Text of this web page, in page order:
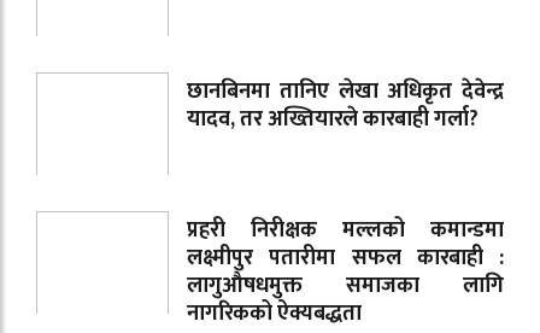
छानबिनमा तानिए लेखा अधिकृत देवेन्द्र
यादव, तर अख्तियारले कारबाही गर्ला?
प्रहरी निरीक्षक मल्लको कमान्डमा
लक्ष्मीपुर पतारीमा सफल कारबाही :
लागुऔषधमुक्त समाजका लागि
नागरिकको ऐक्यबद्धता